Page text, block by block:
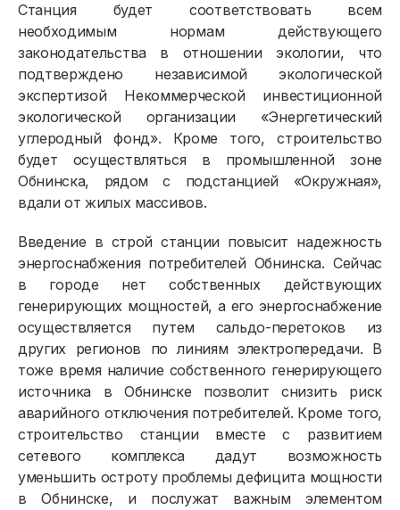
Станция будет соответствовать всем
необходимым нормам действующего
законодательства в отношении экологии, что
подтверждено независимой экологической
экспертизой Некоммерческой инвестиционной
экологической организации «Энергетический
углеродный фонд». Кроме того, строительство
будет осуществляться в промышленной зоне
Обнинска, рядом с подстанцией «Окружная»,
вдали от жилых массивов.
Введение в строй станции повысит надежность
энергоснабжения потребителей Обнинска. Сейчас
в городе нет собственных действующих
генерирующих мощностей, а его энергоснабжение
осуществляется путем сальдо-перетоков из
других регионов по линиям электропередачи. В
тоже время наличие собственного генерирующего
источника в Обнинске позволит снизить риск
аварийного отключения потребителей. Кроме того,
строительство станции вместе с развитием
сетевого комплекса дадут возможность
уменьшить остроту проблемы дефицита мощности
в Обнинске, и послужат важным элементом
Физическим лицам
Договор энергоснабжения
Расчёты и оплата
Приборы учёта и показания
Онлайн-сервисы
Полезное